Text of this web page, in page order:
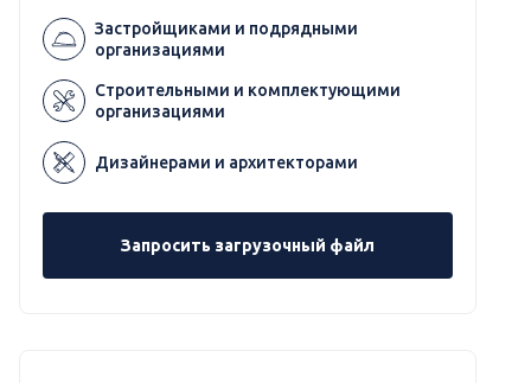
Застройщиками и подрядными
организациями
Строительными и комплектующими
организациями
Дизайнерами и архитекторами
Запросить загрузочный файл